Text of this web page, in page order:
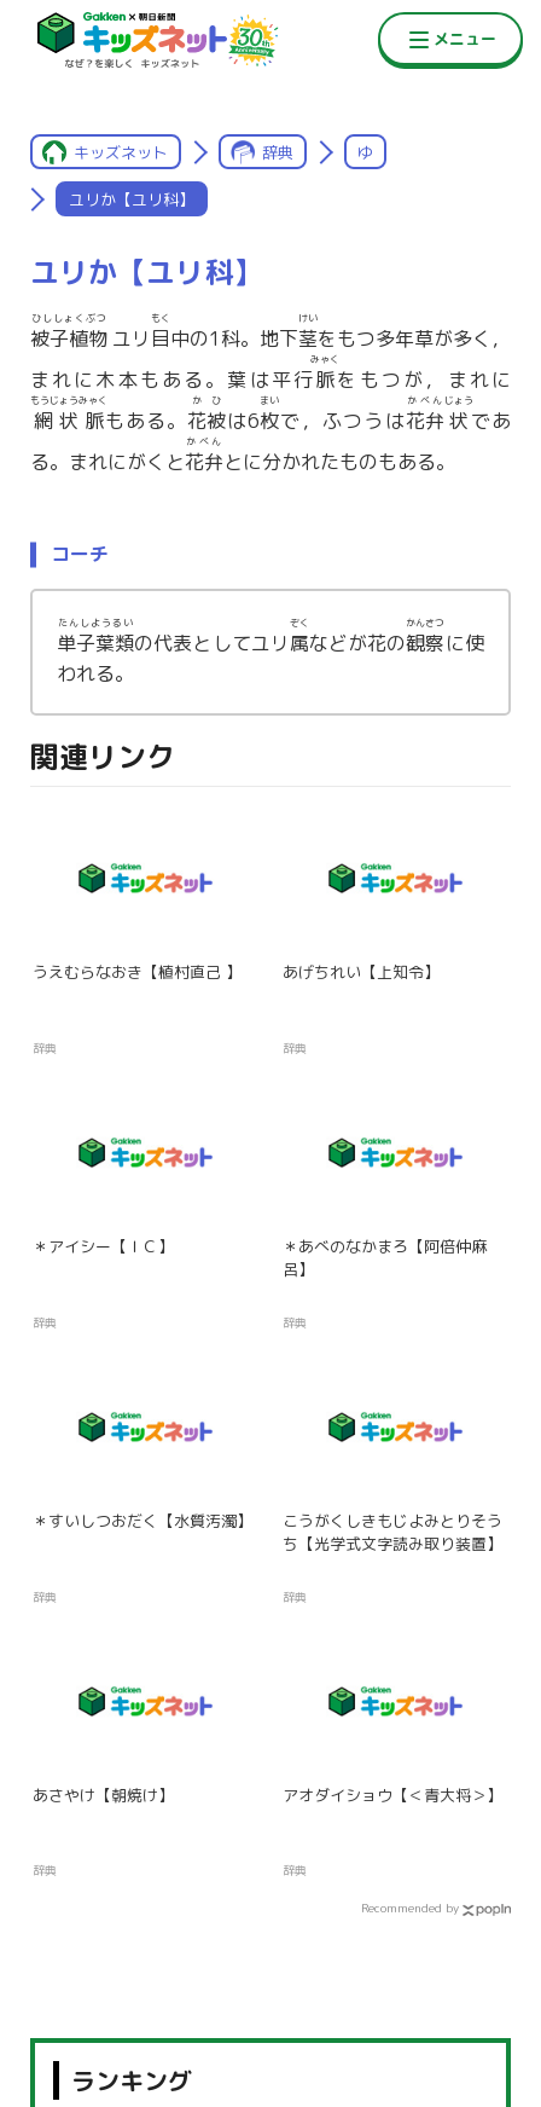
キッズネット 辞典 ゆ
ユリか【ユリ科】
ユリか【ユリ科】
被子植物
ひししょくぶつ
ユリ 目
もく
中の1科。地下茎
けい
をもつ多年草が多く，
まれに木本もある。葉は平行脈
みゃく
をもつが，まれに
網状脈
もうじょうみゃく
もある。 花被
かひ
は6枚
まい
で，ふつうは花弁
かべん
状
じょう
であ
る。まれにがくと花弁
かべん
とに分かれたものもある。
コーチ
単子葉類
たんしようるい
の代表としてユリ属
ぞく
などが花の観察
かんさつ
に使
われる。
関連リンク
うえむらなおき【植村直己 】
辞典
あげちれい【上知令】
辞典
＊アイシー【ＩＣ】
辞典
＊あべのなかまろ【阿倍仲麻
呂】
辞典
＊すいしつおだく【水質汚濁】
辞典
こうがくしきもじよみとりそう
ち【光学式文字読み取り装置】
辞典
あさやけ【朝焼け】
辞典
アオダイショウ【＜青大将＞】
辞典
Recommended by
ランキング